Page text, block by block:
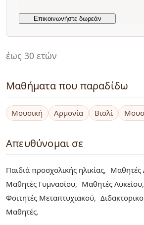
έως 30 ετών
Μαθήματα που παραδίδω
Μουσική Αρμονία Βιολί
Απευθύνομαι σε
Παιδιά προσχολικής ηλικίας
Μαθητές
Μαθητές Γυμνασίου
Μαθητές Λυκείου
Φοιτητές Μεταπτυχιακού
Μαθητές